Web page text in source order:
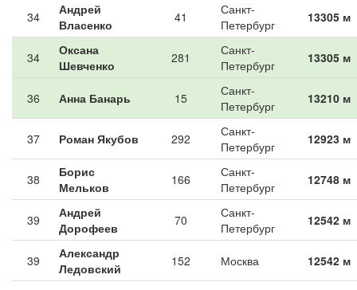
34
Андрей
Власенко
41
Санкт-
Петербург
13305 м
34
Оксана
Шевченко
281
Санкт-
Петербург
13305 м
36 Анна Банарь 15
Санкт-
Петербург
13210 м
37 Роман Якубов 292
Санкт-
Петербург
12923 м
38
Борис
Мельков
166
Санкт-
Петербург
12748 м
39
Андрей
Дорофеев
70
Санкт-
Петербург
12542 м
39
Александр
Ледовский
152 Москва 12542 м